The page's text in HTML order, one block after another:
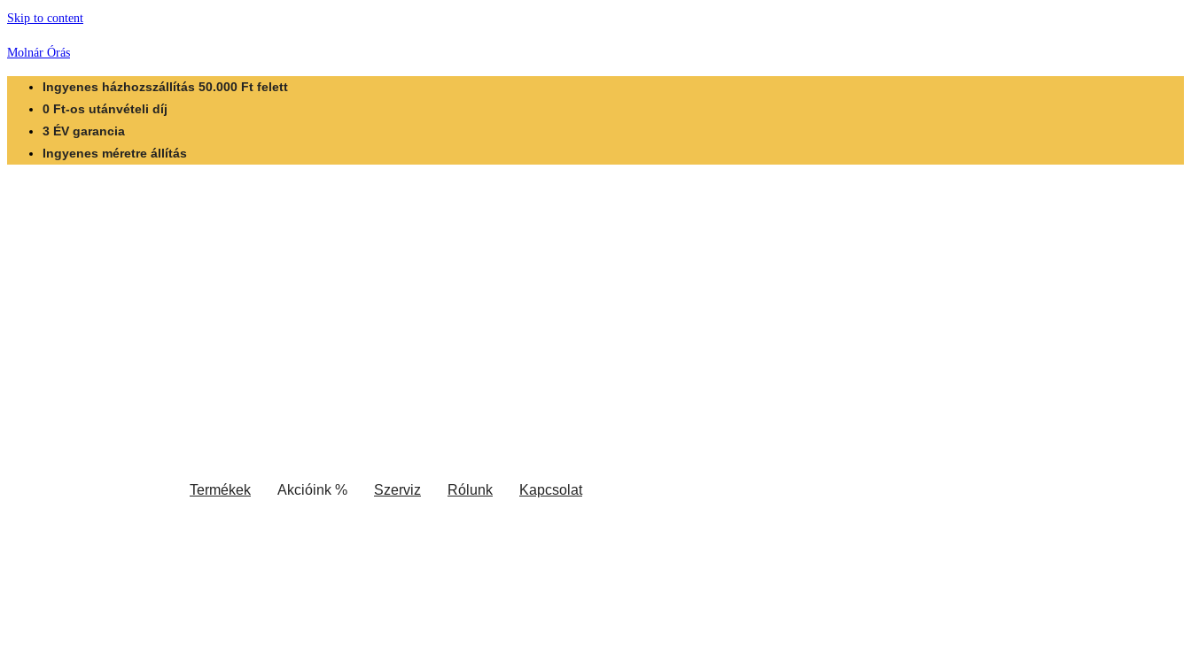
Skip to content
Molnár Órás
Ingyenes házhozszállítás 50.000 Ft felett
0 Ft-os utánvételi díj
3 ÉV garancia
Ingyenes méretre állítás
Termékek Akcióink % Szerviz Rólunk Kapcsolat